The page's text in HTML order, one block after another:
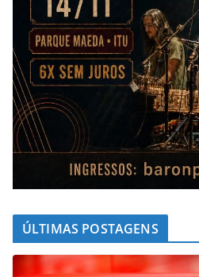
ÚLTIMAS POSTAGENS